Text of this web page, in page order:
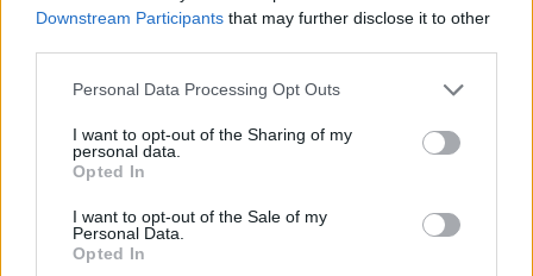
Downstream Participants that may further disclose it to other
Please note that this website/app uses one or more Google
not limited to your visit or usage behaviour. You may click to
grant or deny consent to Google and its third-party tags to
use your data for below specified purposes in below Google
consent section.
Personal Data Processing Opt Outs
I want to opt-out of the Sharing of my
personal data.
Opted In
I want to opt-out of the Sale of my
Personal Data.
Opted In
egészen addig, milyen szexpózokat szeret, az infókat pedig a
hekkerek megosztották Telegramon.
Mindezeket megelőzően, 2020 első felében például két
kibertámadást indítottak az izraeli vízügyi hatóság rendszere
ellen. Az első támadásnál, ami április 23-25 között zajlott, a
behatolók megpróbálták átvenni az irányítást a víztározók és
a klóradagolást végző berendezések voltak.
A támadást nagyobb tragédia nélkül átvészelte Izrael, a